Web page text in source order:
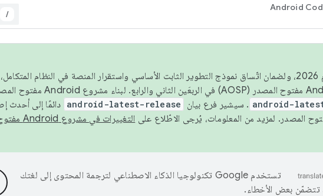
Android
/
اعتبارًا من عام 2026، ولضمان اتّساق نموذج التطوير الثابت الأساسي واستقرار المنصة في النظام
android- . سيشير فرع بيان android-latest-release دائمًا إلى أحدث
التغييرات في مشروع Android مفتوح المصدر
تستخدم Google تكنولوجيا الذكاء الاصطناعي لترجمة المحتوى إلى لغتك
تتضمّن بعض الأخطاء.